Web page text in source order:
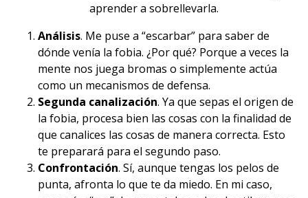
aprender a sobrellevarla.
Análisis. Me puse a “escarbar” para saber de
dónde venía la fobia. ¿Por qué? Porque a veces la
mente nos juega bromas o simplemente actúa
como un mecanismos de defensa.
Segunda canalización. Ya que sepas el origen de
la fobia, procesa bien las cosas con la finalidad de
que canalices las cosas de manera correcta. Esto
te preparará para el segundo paso.
Confrontación. Sí, aunque tengas los pelos de
punta, afronta lo que te da miedo. En mi caso,